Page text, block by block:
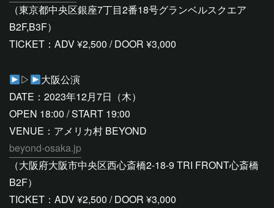
（東京都中央区銀座7丁目2番18号グランベルスクエア
B2F,B3F）
TICKET：ADV ¥2,500 / DOOR ¥3,000
▷
大阪公演
DATE：2023年12月7日（木）
OPEN 18:00 / START 19:00
VENUE：アメリカ村 BEYOND
beyond-osaka.jp
（大阪府大阪市中央区西心斎橋2-18-9 TRI FRONT心斎橋
B2F）
TICKET：ADV ¥2,500 / DOOR ¥3,000